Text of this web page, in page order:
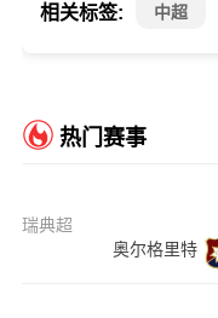
相关标签: 中超
热门赛事
瑞典超
奥尔格里特